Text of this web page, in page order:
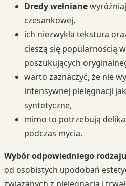
Dredy wełniane
czesankowej,
ich niezwykła tekstura
cieszą się popularnością
poszukujących
warto zaznaczyć, że nie
intensywnej pielęgnacji
syntetyczne,
mimo to potrzebują
podczas mycia.
Wybór odpowiedniego
od osobistych upodobań